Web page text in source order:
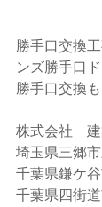
勝手口交換
ンズ勝手口
勝手口交換
株式会社　
埼玉県三郷
千葉県鎌ケ
千葉県四街